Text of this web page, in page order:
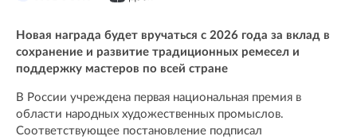
Новая награда будет вручаться с 2026 года за вклад в
сохранение и развитие традиционных ремесел и
поддержку мастеров по всей стране
В России учреждена первая национальная премия в
области народных художественных промыслов.
Соответствующее постановление подписал